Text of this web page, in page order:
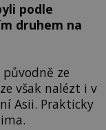
podle
druhem na
ze
však nalézt i v
Asii. Prakticky